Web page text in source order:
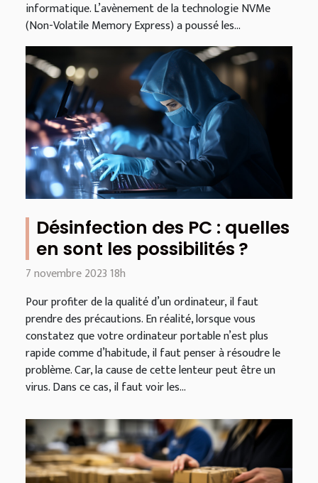
informatique. L’avènement de la technologie NVMe
(Non-Volatile Memory Express) a poussé les...
Désinfection des PC : quelles
en sont les possibilités ?
7 novembre 2023 18h
Pour profiter de la qualité d’un ordinateur, il faut
prendre des précautions. En réalité, lorsque vous
constatez que votre ordinateur portable n’est plus
rapide comme d’habitude, il faut penser à résoudre le
problème. Car, la cause de cette lenteur peut être un
virus. Dans ce cas, il faut voir les...